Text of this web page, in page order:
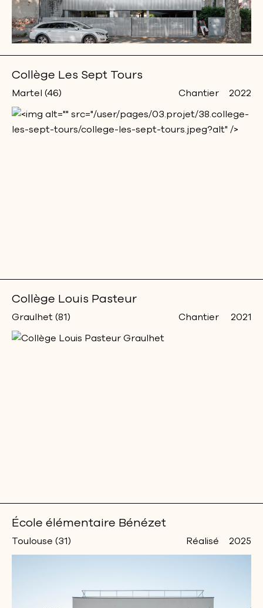
Collège Les Sept Tours
Chantier
Martel (46) 2022
Collège Louis Pasteur
Chantier
Graulhet (81) 2021
École élémentaire Bénézet
Réalisé
Toulouse (31) 2025